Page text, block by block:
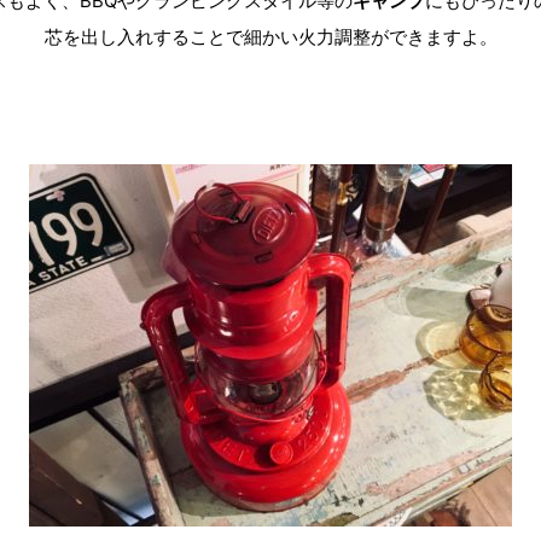
芯を出し入れすることで細かい火力調整ができますよ。